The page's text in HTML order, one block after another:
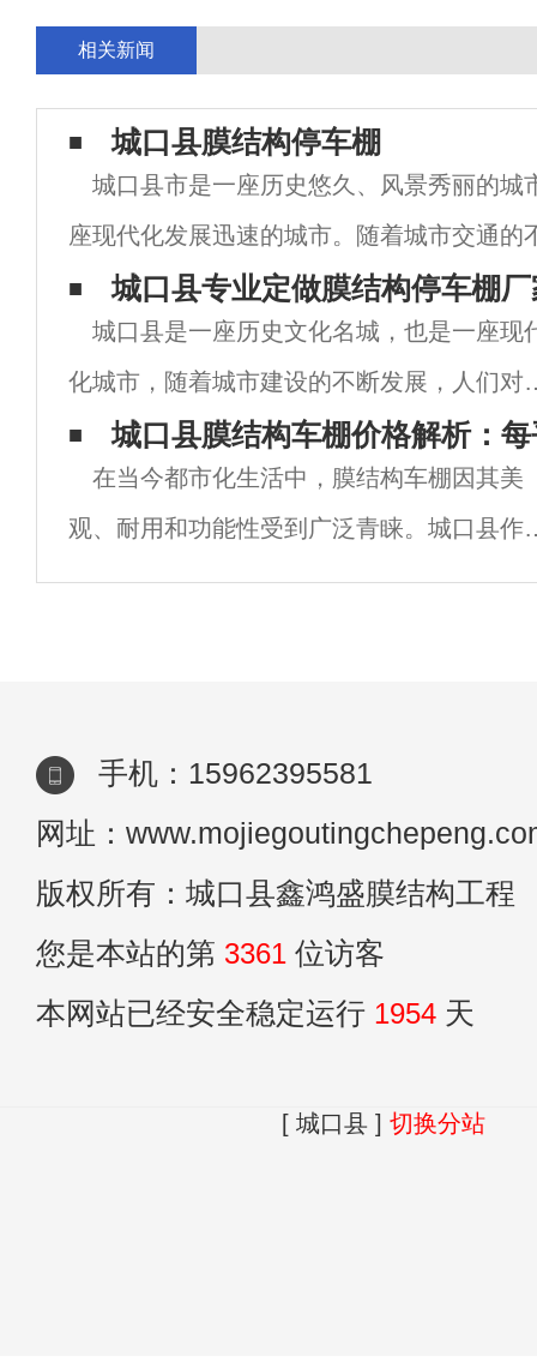
相关新闻
城口县膜结构停车棚
城口县市是一座历史悠久、风景秀丽的城
座现代化发展迅速的城市。随着城市交通的
数量的不断增加，停车问题愈发突出。为了
城口县市引入了膜结构停车棚，为市民和游
城口县专业定做膜结构停车棚
城口县是一座历史文化名城，也是一座现
化城市，随着城市建设的不断发展，人们对
车设施的需求也越来越大。膜结构停车棚作
一种新型的停车设施，受到了人们的青睐。
城口县，有许多专业定做膜结构停车棚的厂
家，他们
城口县膜结构车棚价格解析：
在当今都市化生活中，膜结构车棚因其美
观、耐用和功能性受到广泛青睐。城口县作
一个充满现代气息的城市，越来越多的居民
手机：15962395581
网址：
版权所有：城口县鑫鸿盛膜结构工程
您是本站的第 3361 位访客
本网站已经安全稳定运行 1954 天
[ 城口县 ] 切换分站